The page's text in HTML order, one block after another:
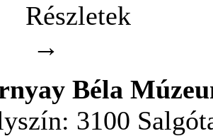
Részletek
→
Béla
3100